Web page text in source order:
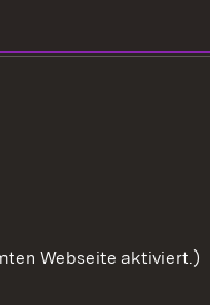
Webseite aktiviert.)